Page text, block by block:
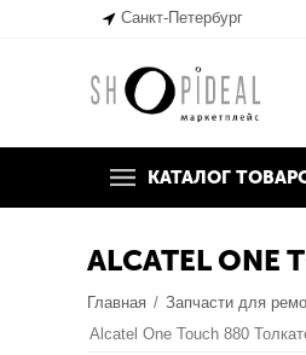
Санкт-Петербург
КАТАЛОГ
ALCATEL
Главная / Запчасти для